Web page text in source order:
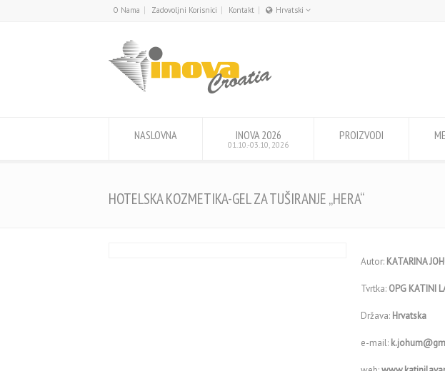
O Nama Zadovoljni Korisnici Kontakt
Hrvatski
NASLOVNA INOVA 2026
01.10.-03.10, 2026
PROIZVODI
HOTELSKA KOZMETIKA-GEL ZA TUŠIRANJE „HERA“
Autor: KATARINA
Tvrtka: OPG KATINI
Država: Hrvatska
e-mail: